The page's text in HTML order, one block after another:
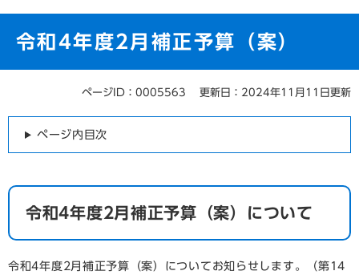
令和4年度2月補正予算（案）
ページID：0005563 更新日：2024年11月11日更新
ページ内目次
令和4年度2月補正予算（案）について
令和4年度2月補正予算（案）についてお知らせします。（第14